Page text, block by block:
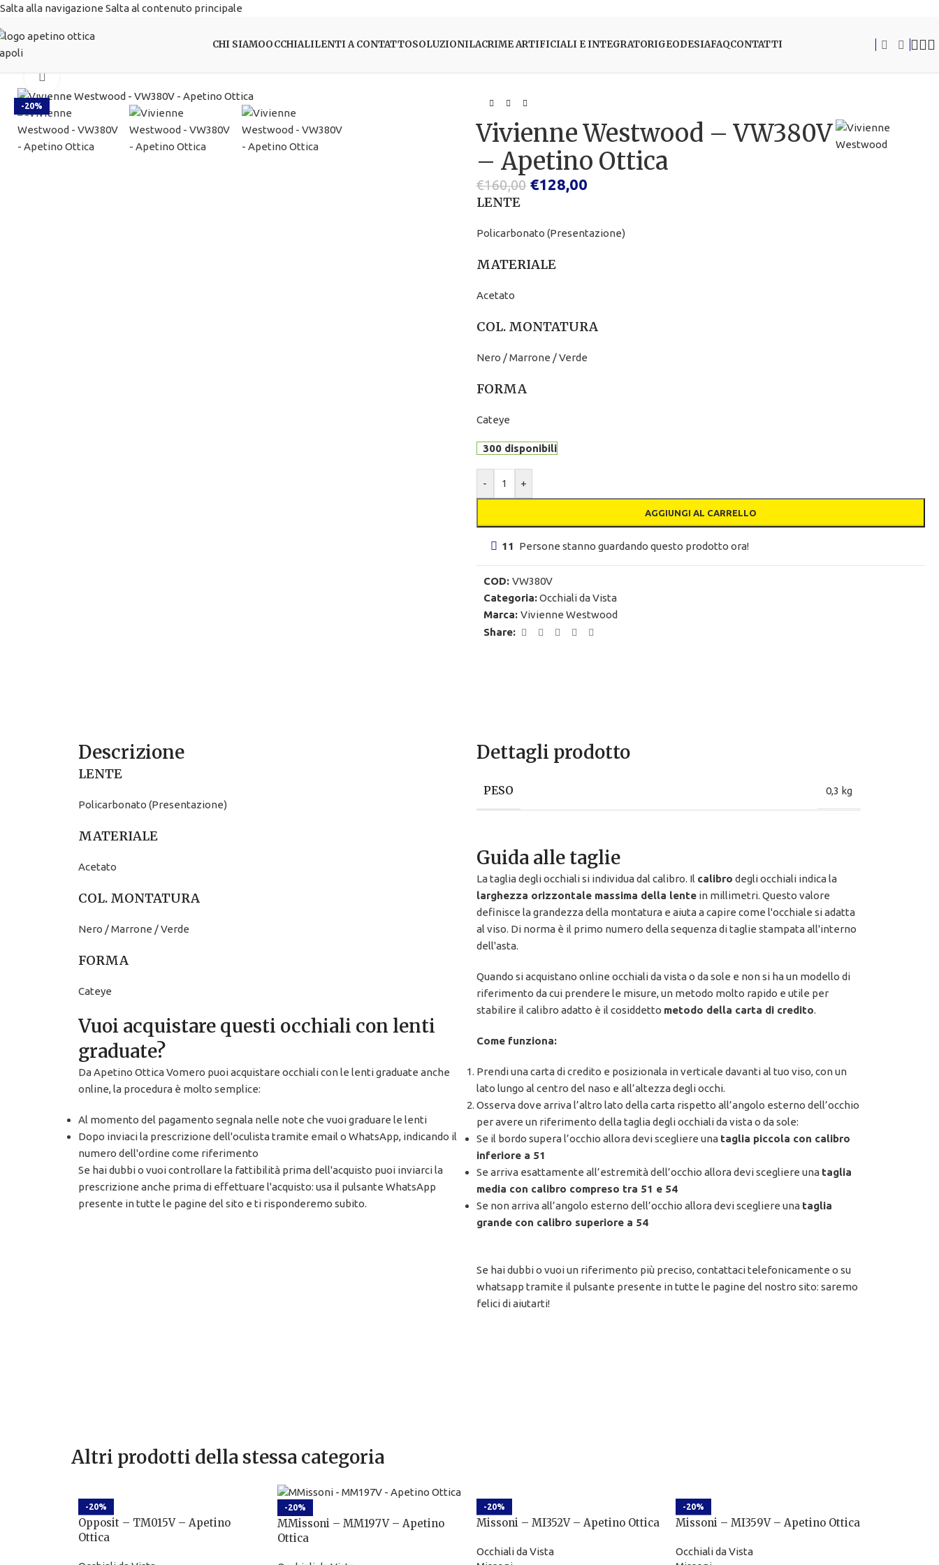
Salta alla navigazione Salta al contenuto principale
CHI SIAMOOCCHIALILENTI A CONTATTOSOLUZIONILACRIME ARTIFICIALI E INTEGRATORIGEODESIAFAQCONTATTI
-20%
Clicca per ingrandire
Vivienne Westwood – VW380V
– Apetino Ottica
€160,00 €128,00
LENTE
Policarbonato (Presentazione)
MATERIALE
Acetato
COL. MONTATURA
Nero / Marrone / Verde
FORMA
Cateye
300 disponibili
- +
AGGIUNGI AL CARRELLO
11 Persone stanno guardando questo prodotto ora!
COD: VW380V
Categoria:Occhiali da Vista
Marca: Vivienne Westwood
Share:
Descrizione
LENTE
Policarbonato (Presentazione)
MATERIALE
Acetato
COL. MONTATURA
Nero / Marrone / Verde
FORMA
Cateye
Vuoi acquistare questi occhiali con lenti
graduate?
Da Apetino Ottica Vomero puoi acquistare occhiali con le lenti graduate anche
online, la procedura è molto semplice:
Al momento del pagamento segnala nelle note che vuoi graduare le lenti
Dopo inviaci la prescrizione dell'oculista tramite email o WhatsApp, indicando il
numero dell'ordine come riferimento
Se hai dubbi o vuoi controllare la fattibilità prima dell'acquisto puoi inviarci la
prescrizione anche prima di effettuare l'acquisto: usa il pulsante WhatsApp
presente in tutte le pagine del sito e ti risponderemo subito.
Dettagli prodotto
PESO 0,3 kg
Guida alle taglie
La taglia degli occhiali si individua dal calibro. Il calibro degli occhiali indica la
larghezza orizzontale massima della lentein millimetri. Questo valore
definisce la grandezza della montatura e aiuta a capire come l'occhiale si adatta
al viso. Di norma è il primo numero della sequenza di taglie stampata all'interno
dell'asta.
Quando si acquistano online occhiali da vista o da sole e non si ha un modello di
riferimento da cui prendere le misure, un metodo molto rapido e utile per
stabilire il calibro adatto è il cosiddetto metodo della carta di credito.
Come funziona:
Prendi una carta di credito e posizionala in verticale davanti al tuo viso, con un
lato lungo al centro del naso e all’altezza degli occhi.
Osserva dove arriva l’altro lato della carta rispetto all’angolo esterno dell’occhio
per avere un riferimento della taglia degli occhiali da vista o da sole:
Se il bordo supera l’occhio allora devi scegliere una taglia piccola con calibro
inferiore a 51
Se arriva esattamente all’estremità dell’occhio allora devi scegliere una taglia
media con calibro compreso tra 51 e 54
Se non arriva all’angolo esterno dell’occhio allora devi scegliere una taglia
grande con calibro superiore a 54
Se hai dubbi o vuoi un riferimento più preciso, contattaci telefonicamente o su
whatsapp tramite il pulsante presente in tutte le pagine del nostro sito: saremo
felici di aiutarti!
Altri prodotti della stessa categoria
-20%
Opposit – TM015V – Apetino
Ottica
-20%
MMissoni – MM197V – Apetino
Ottica
-20%
Missoni – MI352V – Apetino Ottica
Occhiali da Vista
-20%
Missoni – MI359V – Apetino Ottica
Occhiali da Vista